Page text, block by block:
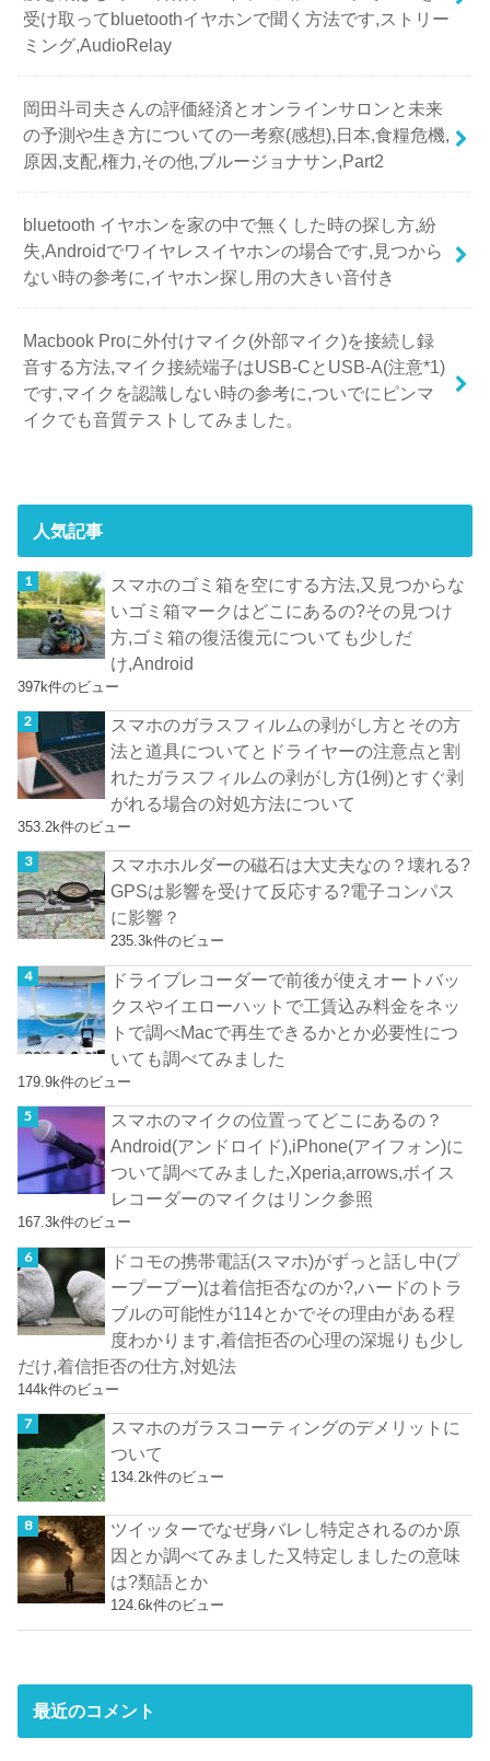
受け取ってbluetoothイヤホンで聞く方法です,ストリー
ミング,AudioRelay
岡田斗司夫さんの評価経済とオンラインサロンと未来
の予測や生き方についての一考察(感想),日本,食糧危機,
原因,支配,権力,その他,ブルージョナサン,Part2
bluetooth イヤホンを家の中で無くした時の探し方,紛
失,Androidでワイヤレスイヤホンの場合です,見つから
ない時の参考に,イヤホン探し用の大きい音付き
Macbook Proに外付けマイク(外部マイク)を接続し録
音する方法,マイク接続端子はUSB-CとUSB-A(注意*1)
です,マイクを認識しない時の参考に,ついでにピンマ
イクでも音質テストしてみました。
人気記事
スマホのゴミ箱を空にする方法,又見つからな
いゴミ箱マークはどこにあるの?その見つけ
方,ゴミ箱の復活復元についても少しだ
け,Android
397k件のビュー
スマホのガラスフィルムの剥がし方とその方
法と道具についてとドライヤーの注意点と割
れたガラスフィルムの剥がし方(1例)とすぐ剥
がれる場合の対処方法について
353.2k件のビュー
スマホホルダーの磁石は大丈夫なの？壊れる?
GPSは影響を受けて反応する?電子コンパス
に影響？
235.3k件のビュー
ドライブレコーダーで前後が使えオートバッ
クスやイエローハットで工賃込み料金をネッ
トで調べMacで再生できるかとか必要性につ
いても調べてみました
179.9k件のビュー
スマホのマイクの位置ってどこにあるの？
Android(アンドロイド),iPhone(アイフォン)に
ついて調べてみました,Xperia,arrows,ボイス
レコーダーのマイクはリンク参照
167.3k件のビュー
ドコモの携帯電話(スマホ)がずっと話し中(プ
ープープー)は着信拒否なのか?,ハードのトラ
ブルの可能性が114とかでその理由がある程
度わかります,着信拒否の心理の深堀りも少し
だけ,着信拒否の仕方,対処法
144k件のビュー
スマホのガラスコーティングのデメリットに
ついて
134.2k件のビュー
ツイッターでなぜ身バレし特定されるのか原
因とか調べてみました又特定しましたの意味
は?類語とか
124.6k件のビュー
最近のコメント